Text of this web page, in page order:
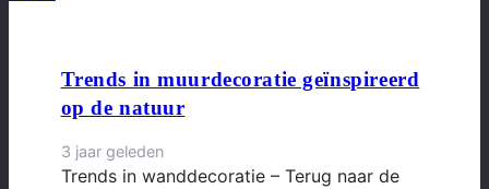
Trends in muurdecoratie geïnspireerd
op de natuur
3 jaar geleden
Trends in wanddecoratie – Terug naar de